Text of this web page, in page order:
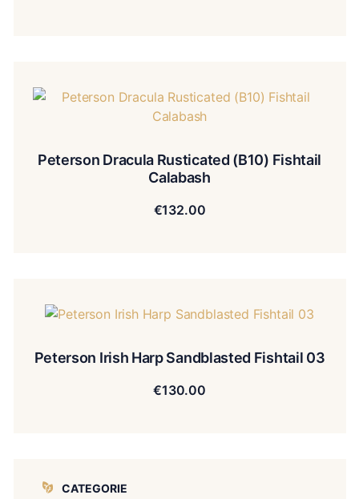
Peterson Dracula Rusticated (B10) Fishtail
Calabash
€132.00
Peterson Irish Harp Sandblasted Fishtail 03
€130.00
CATEGORIE